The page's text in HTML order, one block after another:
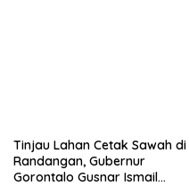
Tinjau Lahan Cetak Sawah di
Randangan, Gubernur
Gorontalo Gusnar Ismail